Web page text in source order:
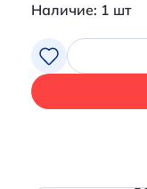
Наличие: 1 шт